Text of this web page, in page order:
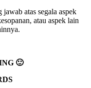
atas segala aspek
atau aspek lain
🙂